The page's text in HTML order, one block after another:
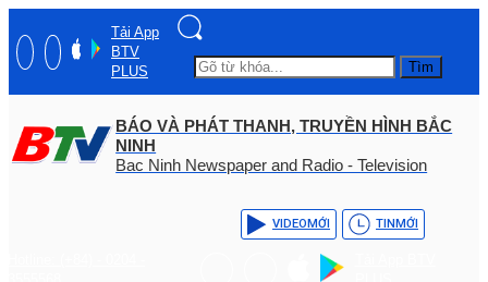
Tải App
BTV
PLUS
Tìm
BÁO VÀ PHÁT THANH, TRUYỀN HÌNH BẮC
NINH
Bac Ninh Newspaper and Radio - Television
VIDEOMỚI TINMỚI